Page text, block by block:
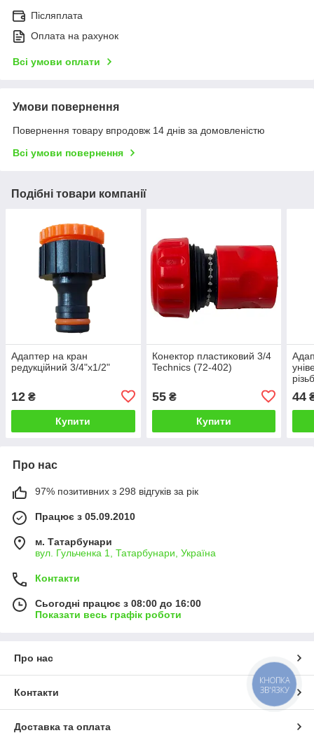
Післяплата
Оплата на рахунок
Всі умови оплати
Умови повернення
Повернення товару впродовж 14 днів за домовленістю
Всі умови повернення
Подібні товари компанії
Адаптер на кран
редукційний 3/4"x1/2"
12 ₴
Купити
Конектор пластиковий 3/4
Technics (72-402)
55₴
Купити
44
Про нас
97% позитивних з 298 відгуків за рік
Працює з 05.09.2010
м. Татарбунари
вул. Гульченка 1, Татарбунари, Україна
Контакти
Сьогодні працює з 08:00 до 16:00
Показати весь графік роботи
Про нас
Контакти
Доставка та оплата
КНОПКА
ЗВ'ЯЗКУ